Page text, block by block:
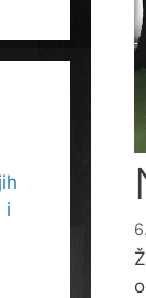
i